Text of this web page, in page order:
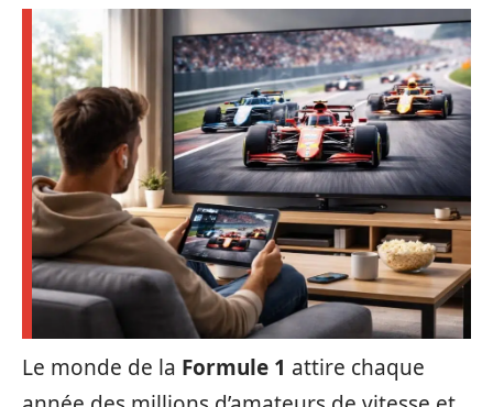
Le monde de la Formule 1 attire chaque